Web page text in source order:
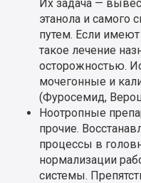
Их задача —
этанола и самого
путем. Если
такое лечение
осторожностью.
мочегонные и
(Фуросемид,
Ноотропные
прочие.
процессы в
нормализации
системы.